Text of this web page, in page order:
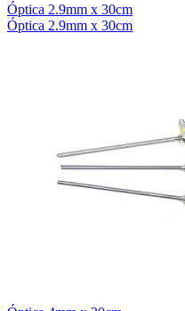
Óptica 2.9mm x 30cm
Óptica 2.9mm x 30cm